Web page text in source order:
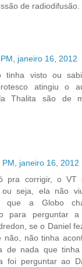
de radiodifusão.
janeiro 16, 2012
tinha visto ou
atingiu o
Thalita são de
PM, janeiro 16, 2012
pra corrigir, o
ou seja, ela não
que a Globo
para perguntar
se o Daniel
não, não tinha
de nada que
foi perguntar ao